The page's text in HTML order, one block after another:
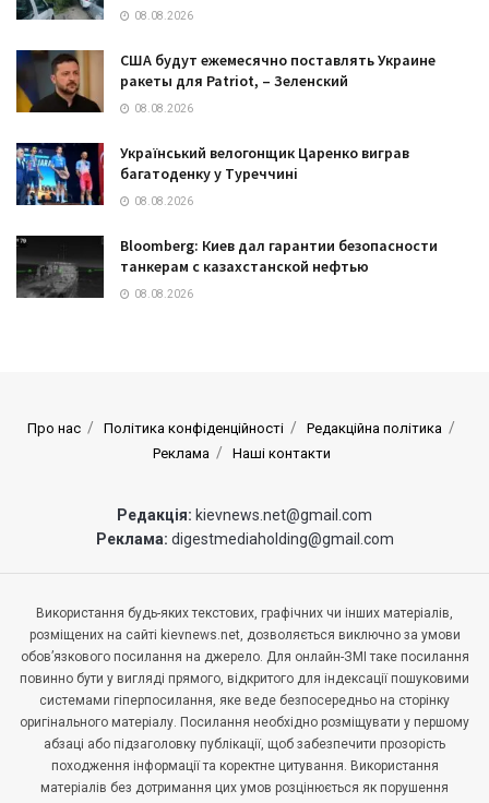
08.08.2026
США будут ежемесячно поставлять Украине
ракеты для Patriot, – Зеленский
08.08.2026
Український велогонщик Царенко виграв
багатоденку у Туреччині
08.08.2026
Bloomberg: Киев дал гарантии безопасности
танкерам с казахстанской нефтью
08.08.2026
Про нас Політика конфіденційності
Редакційна політика
Реклама
Наші контакти
Редакція: kievnews.net@gmail.com
Реклама: digestmediaholding@gmail.com
Використання будь-яких текстових, графічних чи інших матеріалів,
розміщених на сайті kievnews.net, дозволяється виключно за умови
обов’язкового посилання на джерело. Для онлайн-ЗМІ таке посилання
повинно бути у вигляді прямого, відкритого для індексації пошуковими
системами гіперпосилання, яке веде безпосередньо на сторінку
оригінального матеріалу. Посилання необхідно розміщувати у першому
абзаці або підзаголовку публікації, щоб забезпечити прозорість
походження інформації та коректне цитування. Використання
матеріалів без дотримання цих умов розцінюється як порушення